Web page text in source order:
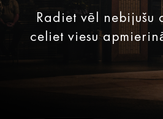
Radiet vēl nebijušu
celiet viesu